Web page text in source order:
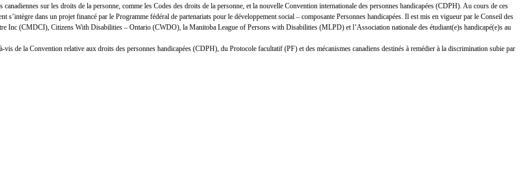
sur les droits de la personne, comme les Codes des droits de la personne, et la nouvelle Convention internationale des personnes handicapées (CDPH). Au cours de ces
s’intègre dans un projet financé par le Programme fédéral de partenariats pour le développement social – composante Personnes handicapées. Il est mis en vigueur par le Conseil des
Inc (CMDCI), Citizens With Disabilities – Ontario (CWDO), la Manitoba League of Persons with Disabilities (MLPD) et l’Association nationale des étudiant(e)s handicapé(e)s au
de la Convention relative aux droits des personnes handicapées (CDPH), du Protocole facultatif (PF) et des mécanismes canadiens destinés à remédier à la discrimination subie par